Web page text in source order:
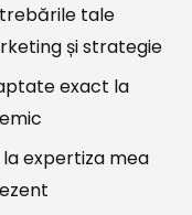
tale
și strategie
exact la
expertiza mea